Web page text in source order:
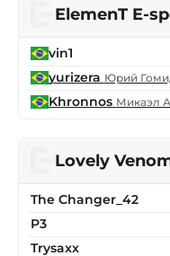
ElemenT E-
vin1
yurizera Юрий
Khronnos Микаэл
Lovely
The Changer_42
P3
Trysaxx